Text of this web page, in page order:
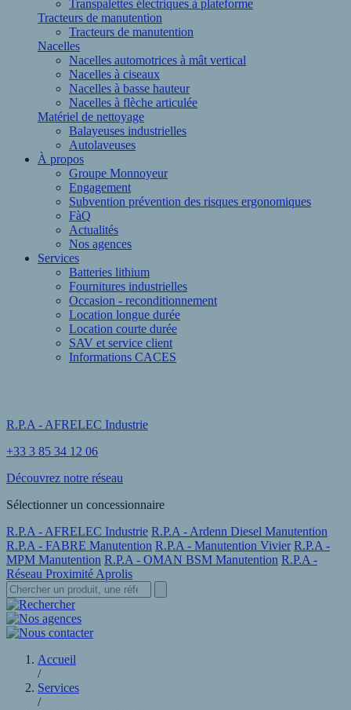
Transpalettes électriques à plateforme
Tracteurs de manutention
Tracteurs de manutention
Nacelles
Nacelles automotrices à mât vertical
Nacelles à ciseaux
Nacelles à basse hauteur
Nacelles à flèche articulée
Matériel de nettoyage
Balayeuses industrielles
Autolaveuses
À propos
Groupe Monnoyeur
Engagement
Subvention prévention des risques ergonomiques
FàQ
Actualités
Nos agences
Services
Batteries lithium
Fournitures industrielles
Occasion - reconditionnement
Location longue durée
Location courte durée
SAV et service client
Informations CACES
R.P.A - AFRELEC Industrie
+33 3 85 34 12 06
Découvrez notre réseau
Sélectionner un concessionnaire
R.P.A - AFRELEC Industrie R.P.A - Ardenn Diesel Manutention
R.P.A - FABRE Manutention R.P.A - Manutention Vivier R.P.A -
MPM Manutention R.P.A - OMAN BSM Manutention R.P.A -
Réseau Proximité Aprolis
Accueil
/
Services
/